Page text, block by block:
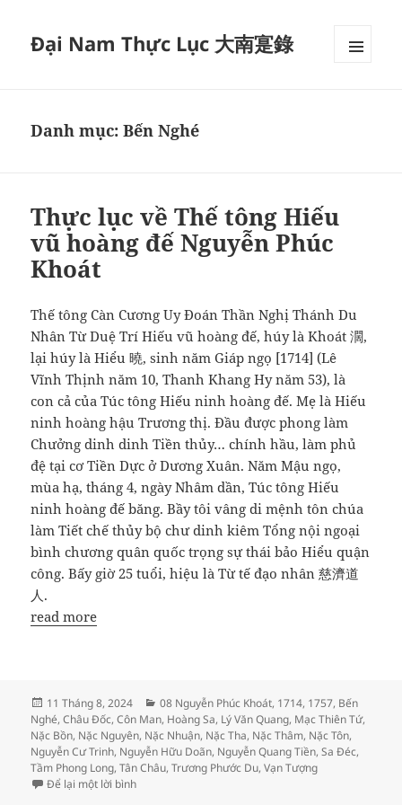
Đại Nam Thực Lục 大南寔錄
Danh mục:Bến Nghé
Thực lục về Thế tông Hiếu
vũ hoàng đế Nguyễn Phúc
Khoát
Thế tông Càn Cương Uy Đoán Thần Nghị Thánh Du
Nhân Từ Duệ Trí Hiếu vũ hoàng đế, húy là Khoát 濶,
lại húy là Hiểu 曉, sinh năm Giáp ngọ [1714] (Lê
Vĩnh Thịnh năm 10, Thanh Khang Hy năm 53), là
con cả của Túc tông Hiếu ninh hoàng đế. Mẹ là Hiếu
ninh hoàng hậu Trương thị. Đầu được phong làm
Chưởng dinh dinh Tiền thủy… chính hầu, làm phủ
đệ tại cơ Tiền Dực ở Dương Xuân. Năm Mậu ngọ,
mùa hạ, tháng 4, ngày Nhâm dần, Túc tông Hiếu
ninh hoàng đế băng. Bầy tôi vâng di mệnh tôn chúa
làm Tiết chế thủy bộ chư dinh kiêm Tổng nội ngoại
bình chương quân quốc trọng sự thái bảo Hiểu quận
công. Bấy giờ 25 tuổi, hiệu là Từ tế đạo nhân 慈濟道
人.
read more
Đăng
vào
ngày
11 Tháng 8, 2024
Danh
mục
08 Nguyễn Phúc Khoát, 1714, 1757, Bến
Nghé,Châu Đốc,Côn Man, Hoàng Sa, Lý Văn Quang, Mạc Thiên Tứ,
Nặc Bồn, Nặc Nguyên, Nặc Nhuận, Nặc Tha, Nặc Thâm, Nặc Tôn,
Nguyễn Cư Trinh, Nguyễn Hữu Doãn, Nguyễn Quang Tiền,Sa Đéc,
Tầm Phong Long,Tân Châu,Trương Phước Du,Vạn Tượng
Để lại một lời bìnhở Thực lục về Thế tông Hiếu vũ hoàng đế Nguyễn